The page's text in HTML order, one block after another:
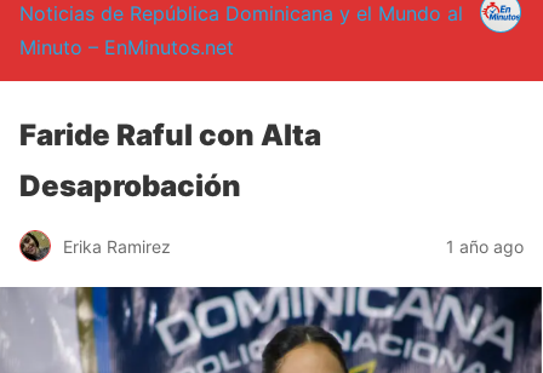
Noticias de República Dominicana y el Mundo al
Minuto – EnMinutos.net
Faride Raful con Alta
Desaprobación
Erika Ramirez 1 año ago